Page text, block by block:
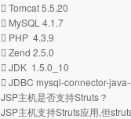
 Tomcat 5.5.20
 MySQL 4.1.7
 PHP 4.3.9
 Zend 2.5.0
 JDK 1.5.0_10
 JDBC mysql-connector-
JSP主机是否支持Struts？
JSP主机支持Struts应用,但